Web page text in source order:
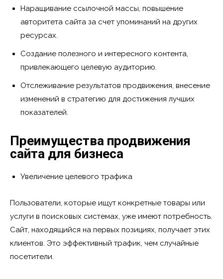
Наращивание ссылочной массы, повышение
авторитета сайта за счет упоминаний на других
ресурсах.
Создание полезного и интересного контента,
привлекающего целевую аудиторию.
Отслеживание результатов продвижения, внесение
изменений в стратегию для достижения лучших
показателей.
Преимущества продвижения
сайта для бизнеса
Увеличение целевого трафика
Пользователи, которые ищут конкретные товары или
услуги в поисковых системах, уже имеют потребность.
Сайт, находящийся на первых позициях, получает этих
клиентов. Это эффективный трафик, чем случайные
посетители.